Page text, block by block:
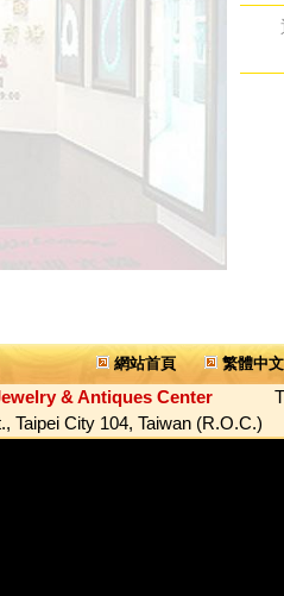
網站首頁 繁體中文
& Antiques Center TEL :
Dist., Taipei City 104, Taiwan